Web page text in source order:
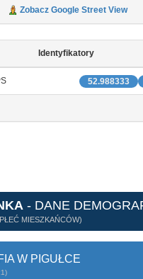
Zobacz Google Street View
Identyfikatory
52.988333
- DANE
MIESZKAŃCÓW)
W PIGUŁCE